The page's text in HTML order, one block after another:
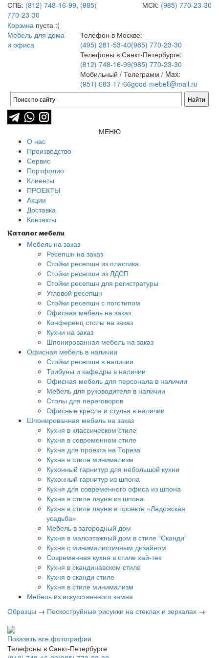
СПБ: (812) 748-16-99, (985)
770-23-30
МСК: (985) 770-23-30
Корзина пуста :(
Мебель для дома
и офиса
Телефон в Москве:
(495) 281-53-40(985) 770-23-30
Телефоны в Санкт-Петербурге:
(812) 748-16-99(985) 770-23-30
Мобильный / Телеграмм / Max:
(951) 683-17-66good-mebell@mail.ru
МЕНЮ
О нас
Производство
Сервис
Портфолио
Клиенты
ПРОЕКТЫ
Акции
Доставка
Контакты
Каталог мебели
Мебель на заказ
Ресепшн на заказ
Стойки ресепшн из пластика
Стойки ресепшн из ЛДСП
Стойки ресепшн для регистратуры
Угловой ресепшн
Стойки ресепшн с логотипом
Офисная мебель на заказ
Конференц столы на заказ
Кухни на заказ
Шпонированная мебель на заказ
Офисная мебель в наличии
Стойки ресепшн в наличии
Трибуны и кафедры в наличии
Офисная мебель для персонала в наличии
Мебель для руководителя в наличии
Столы для переговоров
Офисные кресла и стулья в наличии
Шпонированная мебель на заказ
Кухня в классическом стиле
Кухня в современном стиле
Кухня для проекта на Тореза
Кухня в стиле минимализм
Кухонный гарнитур для небольшой кухни
Кухонный гарнитур из шпона
Кухня для современного офиса из шпона
Кухня в стиле лаунж из шпона
Кухня в стиле лаунж в проекте «Ладожская
усадьба»
Мебель в загородный дом
Кухня в малоэтажный дом в стиле "Сканди"
Кухня с минималистичным дизайном
Современная кухня в стиле хай-тек
Кухня в скандинавском стиле
Кухня в сканди стиле
Кухня в стиле минимализм
Мебель из искусственного камня
Образцы → Пескоструйные рисунки на стеклах и зеркалах →
Показать все фотографии
Телефоны в Санкт-Петербурге